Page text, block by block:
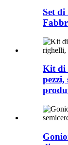
Set di
Kit di